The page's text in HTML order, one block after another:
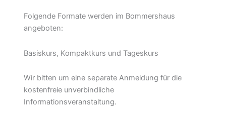
Folgende Formate werden im Bommershaus
angeboten:
Basiskurs, Kompaktkurs und Tageskurs
Wir bitten um eine separate Anmeldung für die
kostenfreie unverbindliche
Informationsveranstaltung.